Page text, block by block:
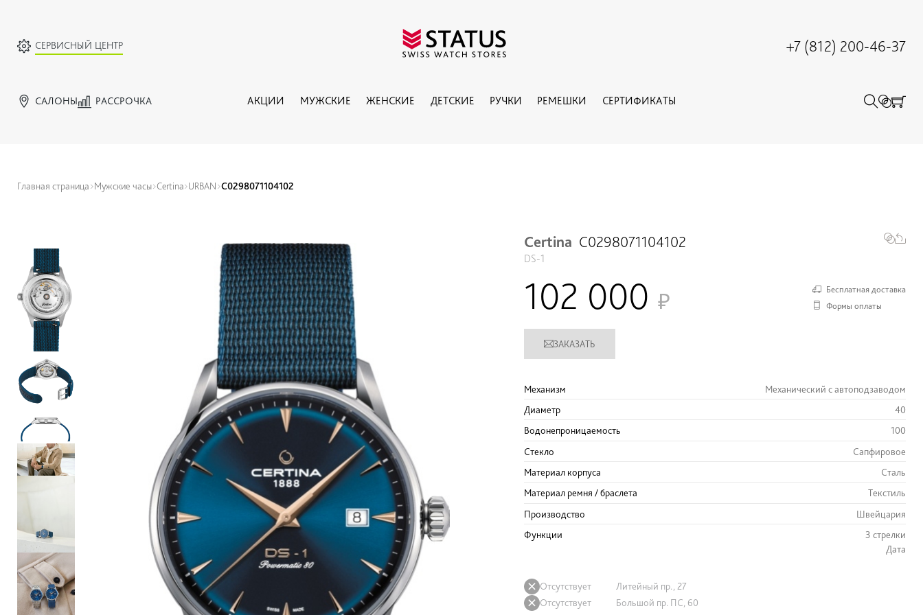
СЕРВИСНЫЙ ЦЕНТР +7 (812) 200-46-37
САЛОНЫ РАССРОЧКА АКЦИИ МУЖСКИЕ ЖЕНСКИЕ ДЕТСКИЕ РУЧКИ РЕМЕШКИ СЕРТИФИКАТЫ
Главная страница Мужские часы Certina URBAN C0298071104102
Certina C0298071104102
DS-1
102 000
Бесплатная доставка
Формы оплаты
ЗАКАЗАТЬ
Механизм
Механический с автоподзаводом
Диаметр
40
Водонепроницаемость
100
Стекло
Сапфировое
Материал корпуса
Сталь
Материал ремня / браслета
Текстиль
Производство
Швейцария
Функции
3 стрелки
Дата
Отсутствует
Литейный пр., 27
Отсутствует
Большой пр. ПС, 60